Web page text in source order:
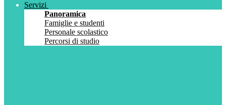
Servizi
Panoramica
Famiglie e studenti
Personale scolastico
Percorsi di studio